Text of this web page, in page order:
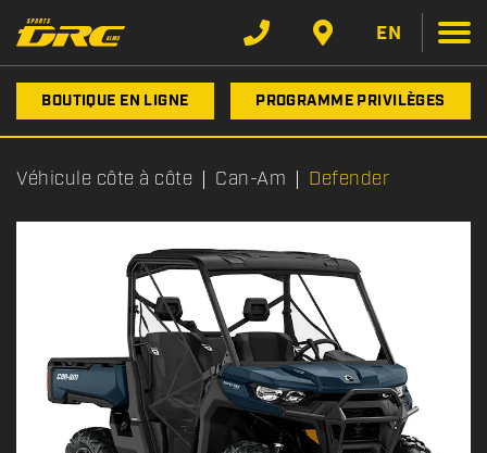
EN
BOUTIQUE EN LIGNE PROGRAMME PRIVILÈGES
Véhicule côte à côte Can-Am Defender